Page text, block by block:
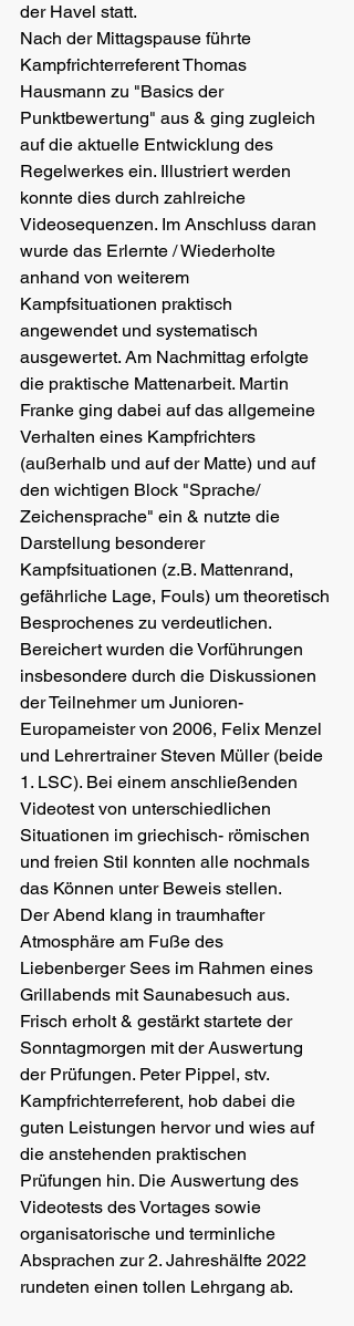
der Havel statt.
Nach der Mittagspause führte
Kampfrichterreferent Thomas
Hausmann zu "Basics der
Punktbewertung" aus & ging zugleich
auf die aktuelle Entwicklung des
Regelwerkes ein. Illustriert werden
konnte dies durch zahlreiche
Videosequenzen. Im Anschluss daran
wurde das Erlernte / Wiederholte
anhand von weiterem
Kampfsituationen praktisch
angewendet und systematisch
ausgewertet. Am Nachmittag erfolgte
die praktische Mattenarbeit. Martin
Franke ging dabei auf das allgemeine
Verhalten eines Kampfrichters
(außerhalb und auf der Matte) und auf
den wichtigen Block "Sprache/
Zeichensprache" ein & nutzte die
Darstellung besonderer
Kampfsituationen (z.B. Mattenrand,
gefährliche Lage, Fouls) um theoretisch
Besprochenes zu verdeutlichen.
Bereichert wurden die Vorführungen
insbesondere durch die Diskussionen
der Teilnehmer um Junioren-
Europameister von 2006, Felix Menzel
und Lehrertrainer Steven Müller (beide
1. LSC). Bei einem anschließenden
Videotest von unterschiedlichen
Situationen im griechisch- römischen
und freien Stil konnten alle nochmals
das Können unter Beweis stellen.
Der Abend klang in traumhafter
Atmosphäre am Fuße des
Liebenberger Sees im Rahmen eines
Grillabends mit Saunabesuch aus.
Frisch erholt & gestärkt startete der
Sonntagmorgen mit der Auswertung
der Prüfungen. Peter Pippel, stv.
Kampfrichterreferent, hob dabei die
guten Leistungen hervor und wies auf
die anstehenden praktischen
Prüfungen hin. Die Auswertung des
Videotests des Vortages sowie
organisatorische und terminliche
Absprachen zur 2. Jahreshälfte 2022
rundeten einen tollen Lehrgang ab.